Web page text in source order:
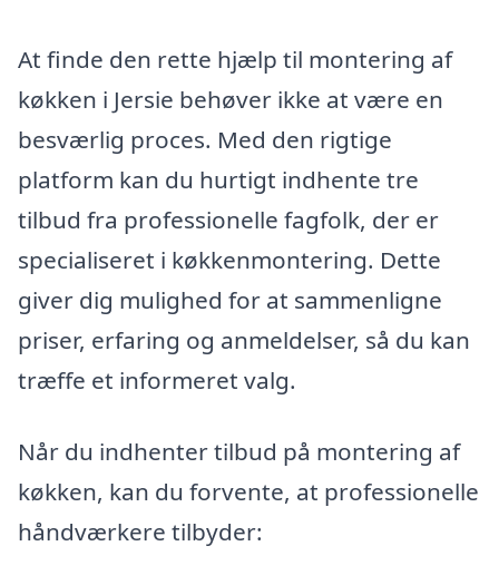
At finde den rette hjælp til montering af
køkken i Jersie behøver ikke at være en
besværlig proces. Med den rigtige
platform kan du hurtigt indhente tre
tilbud fra professionelle fagfolk, der er
specialiseret i køkkenmontering. Dette
giver dig mulighed for at sammenligne
priser, erfaring og anmeldelser, så du kan
træffe et informeret valg.
Når du indhenter tilbud på montering af
køkken, kan du forvente, at professionelle
håndværkere tilbyder: